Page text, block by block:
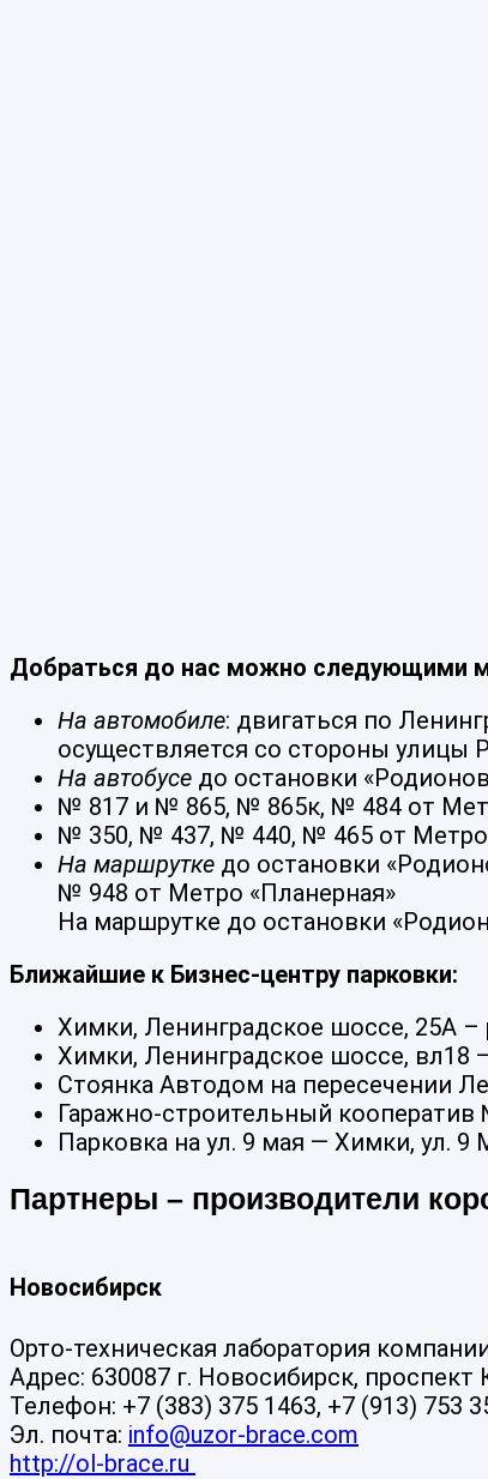
Добраться до нас можно следующими
На автомобиле: двигаться по
осуществляется со стороны улицы
На автобусе до остановки
№ 817 и № 865, № 865к, № 484 от
№ 350, № 437, № 440, № 465 от
На маршрутке до остановки
№ 948 от Метро «Планерная»
На маршрутке до остановки
Ближайшие к Бизнес-центру парковки:
Химки, Ленинградское шоссе, 25А –
Химки, Ленинградское шоссе, вл18
Стоянка Автодом на пересечении
Гаражно-строительный кооператив
Парковка на ул. 9 мая — Химки, ул.
Партнеры – производители
Новосибирск
Орто-техническая лаборатория
Адрес: 630087 г. Новосибирск, проспект
Телефон: +7 (383) 375 1463, +7 (913) 753
Эл. почта: info@uzor-brace.com
http://ol-brace.ru